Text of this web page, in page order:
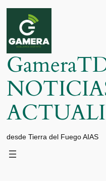
Saltar
contenido
desde Tierra del Fuego AIAS